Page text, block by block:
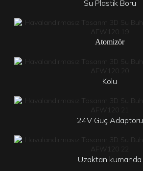
Su Plastik Boru
Atomizör
Kolu
24V Güç Adaptörü
Uzaktan kumanda